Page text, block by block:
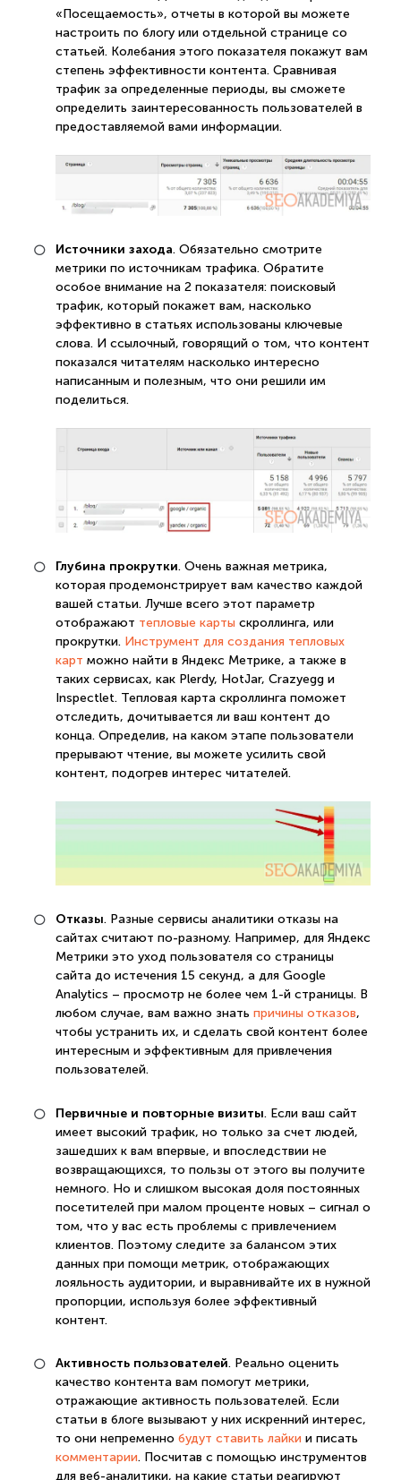
«Посещаемость», отчеты в которой вы можете
настроить по блогу или отдельной странице со
статьей. Колебания этого показателя покажут вам
степень эффективности контента. Сравнивая
трафик за определенные периоды, вы сможете
определить заинтересованность пользователей в
предоставляемой вами информации.
Источники захода. Обязательно смотрите
метрики по источникам трафика. Обратите
особое внимание на 2 показателя: поисковый
трафик, который покажет вам, насколько
эффективно в статьях использованы ключевые
слова. И ссылочный, говорящий о том, что контент
показался читателям насколько интересно
написанным и полезным, что они решили им
поделиться.
Глубина прокрутки. Очень важная метрика,
которая продемонстрирует вам качество каждой
вашей статьи. Лучше всего этот параметр
отображают тепловые карты скроллинга, или
прокрутки. Инструмент для создания тепловых
карт можно найти в Яндекс Метрике, а также в
таких сервисах, как Plerdy, HotJar, Crazyegg и
Inspectlet. Тепловая карта скроллинга поможет
отследить, дочитывается ли ваш контент до
конца. Определив, на каком этапе пользователи
прерывают чтение, вы можете усилить свой
контент, подогрев интерес читателей.
Отказы. Разные сервисы аналитики отказы на
сайтах считают по-разному. Например, для Яндекс
Метрики это уход пользователя со страницы
сайта до истечения 15 секунд, а для Google
Analytics – просмотр не более чем 1-й страницы. В
любом случае, вам важно знать причины отказов,
чтобы устранить их, и сделать свой контент более
интересным и эффективным для привлечения
пользователей.
Первичные и повторные визиты. Если ваш сайт
имеет высокий трафик, но только за счет людей,
зашедших к вам впервые, и впоследствии не
возвращающихся, то пользы от этого вы получите
немного. Но и слишком высокая доля постоянных
посетителей при малом проценте новых – сигнал о
том, что у вас есть проблемы с привлечением
клиентов. Поэтому следите за балансом этих
данных при помощи метрик, отображающих
лояльность аудитории, и выравнивайте их в нужной
пропорции, используя более эффективный
контент.
Активность пользователей. Реально оценить
качество контента вам помогут метрики,
отражающие активность пользователей. Если
статьи в блоге вызывают у них искренний интерес,
то они непременно будут ставить лайки и писать
комментарии. Посчитав с помощью инструментов
для веб-аналитики, на какие статьи реагируют